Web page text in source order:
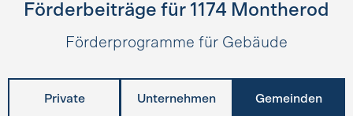
Förderbeiträge für 1174 Montherod
Förderprogramme für Gebäude
Private Unternehmen Gemeinden